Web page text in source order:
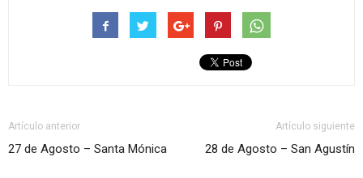
Artículo anterior
27 de Agosto – Santa Mónica
Artículo siguiente
28 de Agosto – San Agustín